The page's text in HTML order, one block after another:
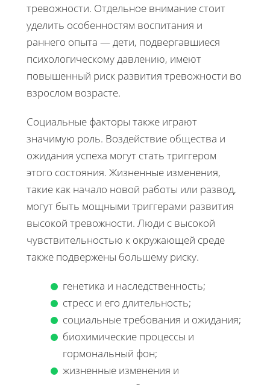
тревожности. Отдельное внимание стоит
уделить особенностям воспитания и
раннего опыта — дети, подвергавшиеся
психологическому давлению, имеют
повышенный риск развития тревожности во
взрослом возрасте.
Социальные факторы также играют
значимую роль. Воздействие общества и
ожидания успеха могут стать триггером
этого состояния. Жизненные изменения,
такие как начало новой работы или развод,
могут быть мощными триггерами развития
высокой тревожности. Люди с высокой
чувствительностью к окружающей среде
также подвержены большему риску.
генетика и наследственность;
стресс и его длительность;
социальные требования и ожидания;
биохимические процессы и
гормональный фон;
жизненные изменения и